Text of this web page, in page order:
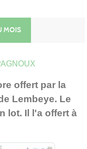
MOIS
offert par la
Lembeye. Le
lot. Il l'a offert à